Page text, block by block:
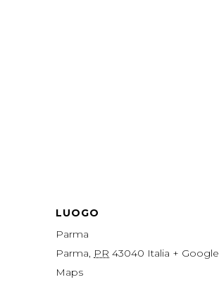
LUOGO
Parma
Parma, PR 43040 Italia + Google
Maps